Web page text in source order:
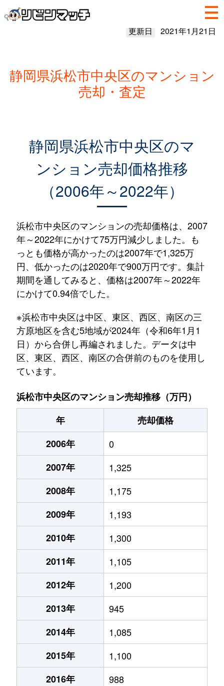
更新日 2021年1月21日
静岡県浜松市中央区のマンション
売却・査定
静岡県浜松市中央区のマ
ンション売却価格推移
（2006年～2022年）
浜松市中央区のマンションの売却価格は、2007
年～2022年にかけて75万円減少しました。も
っとも価格が高かったのは2007年で1,325万
円、低かったのは2020年で900万円です。集計
期間を通してみると、価格は2007年～2022年
にかけて0.94倍でした。
※浜松市中央区は中区、東区、西区、南区の三
方原地区を含む5地域が2024年（令和6年1月1
日）から合併し再編されました。データは中
区、東区、西区、南区の合併前のものを使用し
ています。
浜松市中央区のマンション売却推移（万円）
年
売却価格
2006年
0
2007年
1,325
2008年
1,175
2009年
1,193
2010年
1,300
2011年
1,105
2012年
1,200
2013年
945
2014年
1,085
2015年
1,100
2016年
988